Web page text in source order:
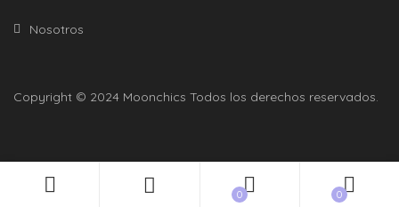
0 0
Nosotros
Copyright © 2024 Moonchics Todos los derechos reservados.